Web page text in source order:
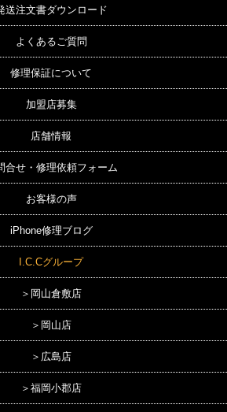
送注文書ダウンロード
よくあるご質問
修理保証について
加盟店募集
店舗情報
合せ・修理依頼フォーム
お客様の声
iPhone修理ブログ
I.C.Cグループ
＞岡山倉敷店
＞岡山店
＞広島店
＞福岡小郡店